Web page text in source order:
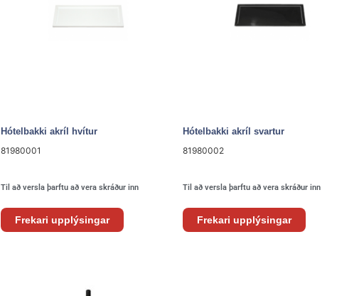
Hótelbakki akríl hvítur
81980001
Til að versla þarftu að vera skráður inn
Frekari upplýsingar
Hótelbakki akríl svartur
81980002
Til að versla þarftu að vera skráður inn
Frekari upplýsingar